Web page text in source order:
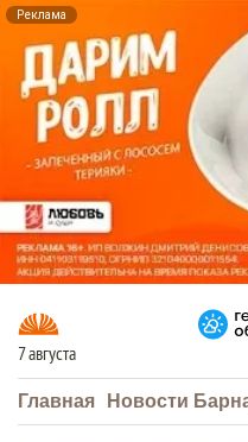
Реклама
7 августа
Главная Новости